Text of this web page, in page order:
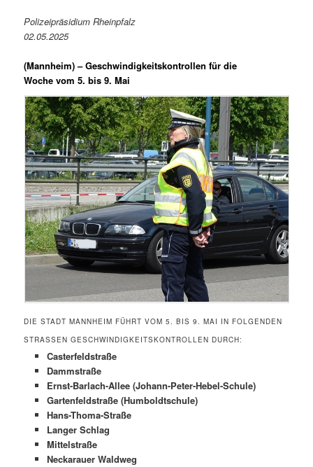
Polizeipräsidium Rheinpfalz
02.05.2025
(Mannheim) –Geschwindigkeitskontrollen für die
Woche vom 5. bis 9. Mai
DIE STADT MANNHEIM FÜHRT VOM 5. BIS 9. MAI IN FOLGENDEN
STRASSEN GESCHWINDIGKEITSKONTROLLEN DURCH:
Casterfeldstraße
Dammstraße
Ernst-Barlach-Allee (Johann-Peter-Hebel-Schule)
Gartenfeldstraße (Humboldtschule)
Hans-Thoma-Straße
Langer Schlag
Mittelstraße
Neckarauer Waldweg